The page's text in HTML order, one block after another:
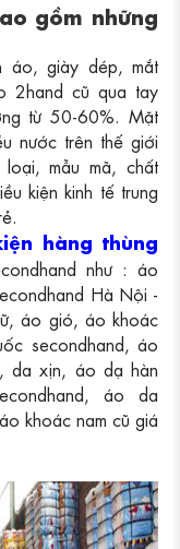
gồm những
áo, giày dép, mắt
2hand cũ qua tay
từ 50-60%. Mặt
nước trên thế giới
mẫu mã, chất
kiện kinh tế trung
hàng thùng
như : áo
Hà Nội -
áo gió, áo khoác
secondhand, áo
da xịn, áo dạ hàn
áo da
khoác nam cũ giá